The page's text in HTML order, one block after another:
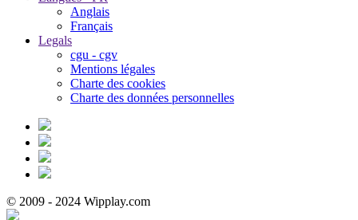
Anglais
Français
Legals
cgu - cgv
Mentions légales
Charte des cookies
Charte des données personnelles
© 2009 - 2024 Wipplay.com